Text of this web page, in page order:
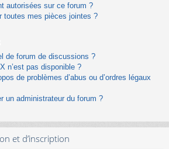
autorisées sur ce forum ?
toutes mes pièces jointes ?
de forum de discussions ?
n’est pas disponible ?
de problèmes d’abus ou d’ordres légaux
un administrateur du forum ?
et d’inscription